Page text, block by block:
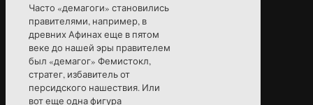
Часто «демагоги» становились
правителями, например, в
древних Афинах еще в пятом
веке до нашей эры правителем
был «демагог» Фемистокл,
стратег, избавитель от
персидского нашествия. Или
вот еще одна фигура